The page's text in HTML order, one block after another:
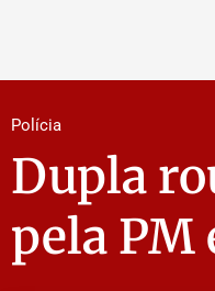
Polícia
Dupla
pela PM